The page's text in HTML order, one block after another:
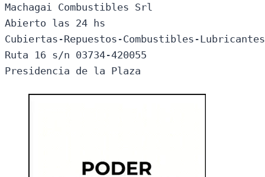
Machagai Combustibles Srl
Abierto las 24 hs
Cubiertas-Repuestos-Combustibles-
Ruta 16 s/n 03734-420055
Presidencia de la Plaza